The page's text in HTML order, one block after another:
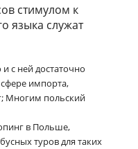
стимулом к
языка служат
с ней достаточно
импорта,
Многим польский
в Польше,
туров для таких